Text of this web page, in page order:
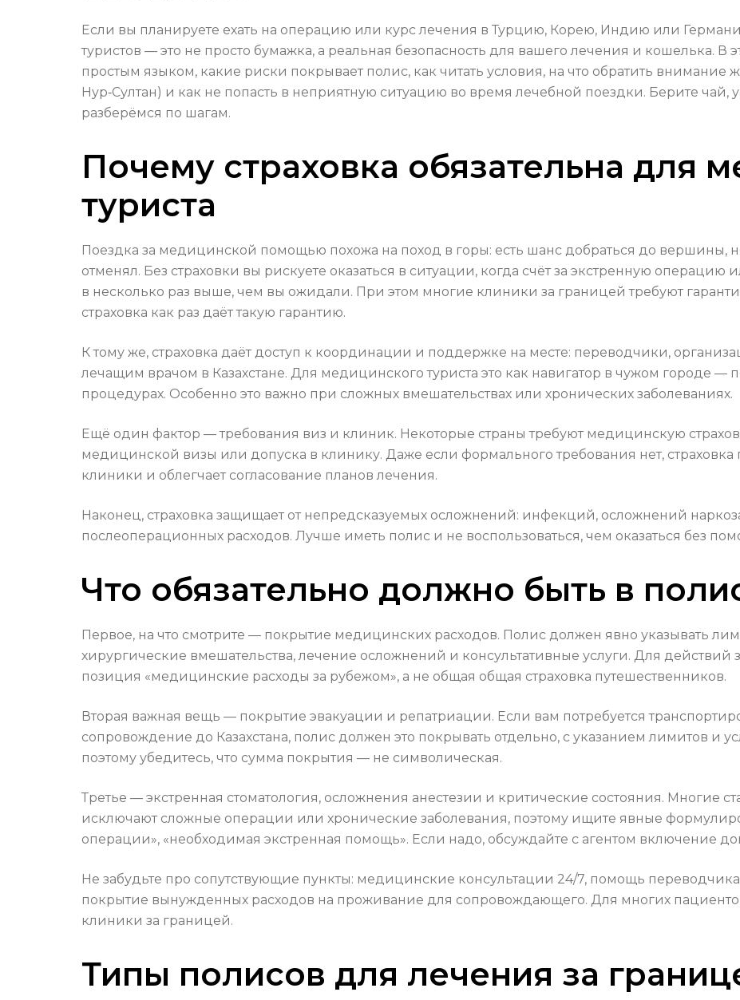
Если вы планируете ехать на операцию или курс лечения в Турцию, Корею, Индию или
туристов — это не просто бумажка, а реальная безопасность для вашего лечения и кошелька. В
простым языком, какие риски покрывает полис, как читать условия, на что обратить внимание
Нур‑Султан) и как не попасть в неприятную ситуацию во время лечебной поездки. Берите чай,
разберёмся по шагам.
Почему страховка обязательна для
туриста
Поездка за медицинской помощью похожа на поход в горы: есть шанс добраться до вершины,
отменял. Без страховки вы рискуете оказаться в ситуации, когда счёт за экстренную
в несколько раз выше, чем вы ожидали. При этом многие клиники за границей требуют
страховка как раз даёт такую гарантию.
К тому же, страховка даёт доступ к координации и поддержке на месте: переводчики,
лечащим врачом в Казахстане. Для медицинского туриста это как навигатор в чужом городе —
процедурах. Особенно это важно при сложных вмешательствах или хронических заболеваниях.
Ещё один фактор — требования виз и клиник. Некоторые страны требуют медицинскую
медицинской визы или допуска в клинику. Даже если формального требования нет, страховка
клиники и облегчает согласование планов лечения.
Наконец, страховка защищает от непредсказуемых осложнений: инфекций, осложнений
послеоперационных расходов. Лучше иметь полис и не воспользоваться, чем оказаться без
Что обязательно должно быть в
Первое, на что смотрите — покрытие медицинских расходов. Полис должен явно указывать
хирургические вмешательства, лечение осложнений и консультативные услуги. Для действий
позиция «медицинские расходы за рубежом», а не общая общая страховка путешественников.
Вторая важная вещь — покрытие эвакуации и репатриации. Если вам потребуется
сопровождение до Казахстана, полис должен это покрывать отдельно, с указанием лимитов и
поэтому убедитесь, что сумма покрытия — не символическая.
Третье — экстренная стоматология, осложнения анестезии и критические состояния. Многие
исключают сложные операции или хронические заболевания, поэтому ищите явные
операции», «необходимая экстренная помощь». Если надо, обсуждайте с агентом включение
Не забудьте про сопутствующие пункты: медицинские консультации 24/7, помощь
покрытие вынужденных расходов на проживание для сопровождающего. Для многих
клиники за границей.
Типы полисов для лечения за